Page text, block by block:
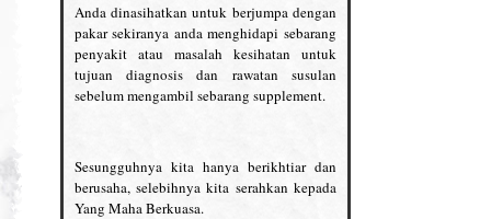
Anda dinasihatkan untuk berjumpa dengan
pakar sekiranya anda menghidapi sebarang
penyakit atau masalah kesihatan untuk
tujuan diagnosis dan rawatan susulan
sebelum mengambil sebarang supplement.
Sesungguhnya kita hanya berikhtiar dan
berusaha, selebihnya kita serahkan kepada
Yang Maha Berkuasa.